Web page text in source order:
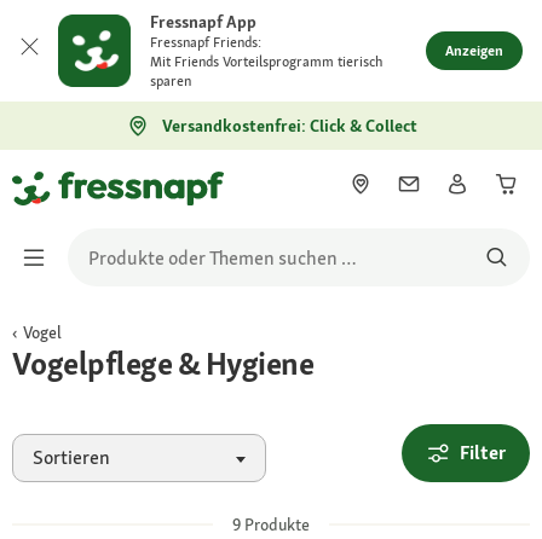
Fressnapf App
Fressnapf Friends:
Mit Friends Vorteilsprogramm tierisch
sparen
Anzeigen
Versandkostenfrei: Click & Collect
Vogel
Vogelpflege & Hygiene
Sortieren Filter
9 Produkte